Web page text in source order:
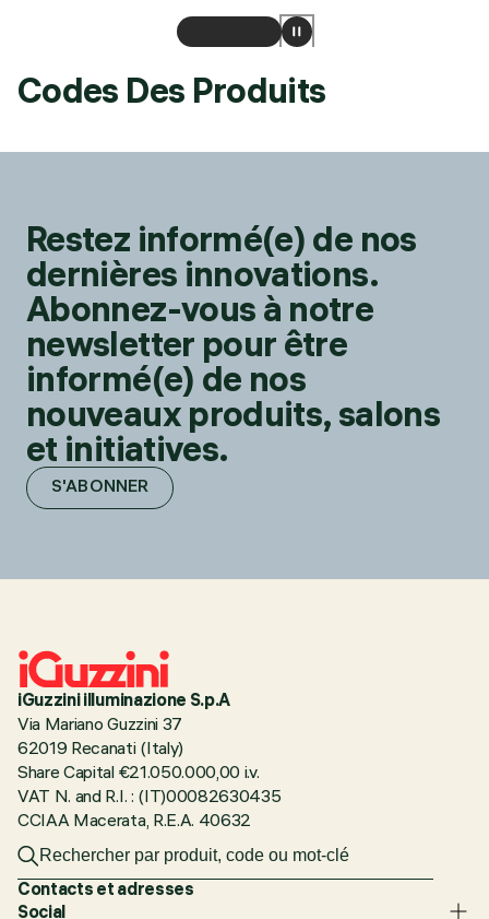
Codes Des Produits
Restez informé(e) de nos
dernières innovations.
Abonnez-vous à notre
newsletter pour être
informé(e) de nos
nouveaux produits, salons
et initiatives.
S'ABONNER
iGuzzini illuminazione S.p.A
Via Mariano Guzzini 37
62019 Recanati (Italy)
Share Capital €21.050.000,00 i.v.
VAT N. and R.I. : (IT)00082630435
CCIAA Macerata, R.E.A. 40632
Contacts et adresses
Social